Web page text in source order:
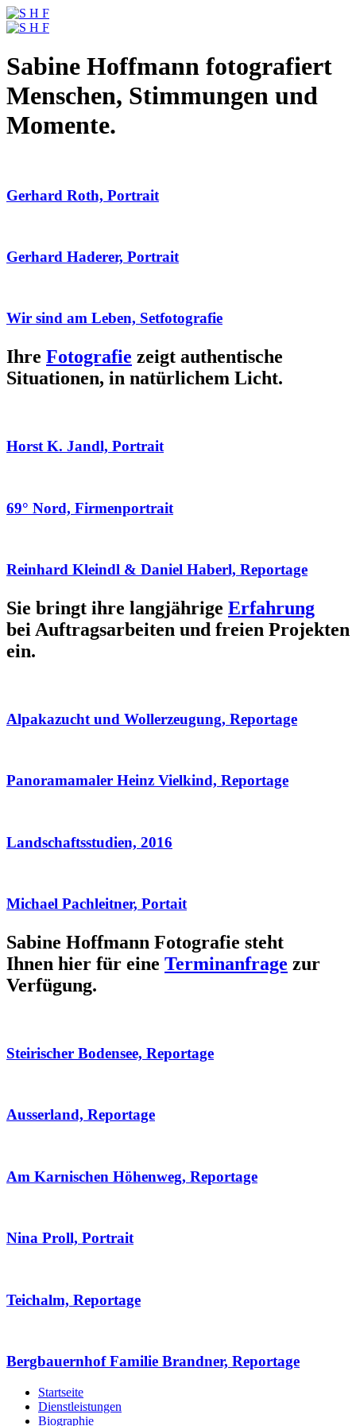
Sabine Hoffmann fotografiert
Menschen, Stimmungen und
Momente.
Gerhard Roth, Portrait
Gerhard Haderer, Portrait
Wir sind am Leben, Setfotografie
Ihre Fotografie zeigt authentische
Situationen, in natürlichem Licht.
Horst K. Jandl, Portrait
69° Nord, Firmenportrait
Reinhard Kleindl & Daniel Haberl, Reportage
Sie bringt ihre langjährige Erfahrung
bei Auftragsarbeiten und freien Projekten
ein.
Alpakazucht und Wollerzeugung, Reportage
Panoramamaler Heinz Vielkind, Reportage
Landschaftsstudien, 2016
Michael Pachleitner, Portait
Sabine Hoffmann Fotografie steht
Ihnen hier für eine Terminanfrage zur
Verfügung.
Steirischer Bodensee, Reportage
Ausserland, Reportage
Am Karnischen Höhenweg, Reportage
Nina Proll, Portrait
Teichalm, Reportage
Bergbauernhof Familie Brandner, Reportage
Startseite
Dienstleistungen
Biographie